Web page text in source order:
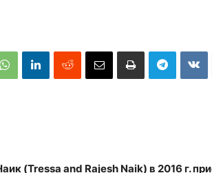
(Tressa and Rajesh Naik) в 2016 г.